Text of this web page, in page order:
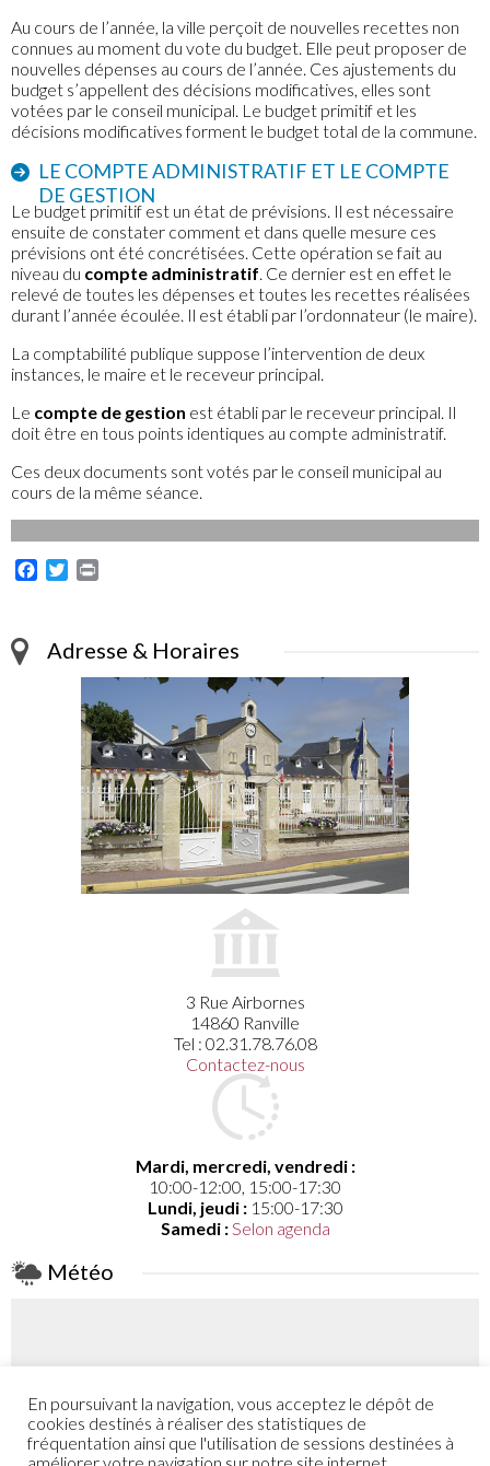
Au cours de l’année, la ville perçoit de nouvelles recettes non
connues au moment du vote du budget. Elle peut proposer de
nouvelles dépenses au cours de l’année. Ces ajustements du
budget s’appellent des décisions modificatives, elles sont
votées par le conseil municipal. Le budget primitif et les
décisions modificatives forment le budget total de la commune.
LE COMPTE ADMINISTRATIF ET LE COMPTE
DE GESTION
Le budget primitif est un état de prévisions. Il est nécessaire
ensuite de constater comment et dans quelle mesure ces
prévisions ont été concrétisées. Cette opération se fait au
niveau du compte administratif. Ce dernier est en effet le
relevé de toutes les dépenses et toutes les recettes réalisées
durant l’année écoulée. Il est établi par l’ordonnateur (le maire).
La comptabilité publique suppose l’intervention de deux
instances, le maire et le receveur principal.
Le compte de gestion est établi par le receveur principal. Il
doit être en tous points identiques au compte administratif.
Ces deux documents sont votés par le conseil municipal au
cours de la même séance.
Facebook
Twitter
Adresse & Horaires
3 Rue Airbornes
14860 Ranville
Tel : 02.31.78.76.08
Contactez-nous
Mardi, mercredi, vendredi :
10:00-12:00, 15:00-17:30
Lundi, jeudi :15:00-17:30
Samedi :Selon agenda
Météo
Coefficient
59 - 66
En poursuivant la navigation, vous acceptez le dépôt de
cookies destinés à réaliser des statistiques de
fréquentation ainsi que l'utilisation de sessions destinées à